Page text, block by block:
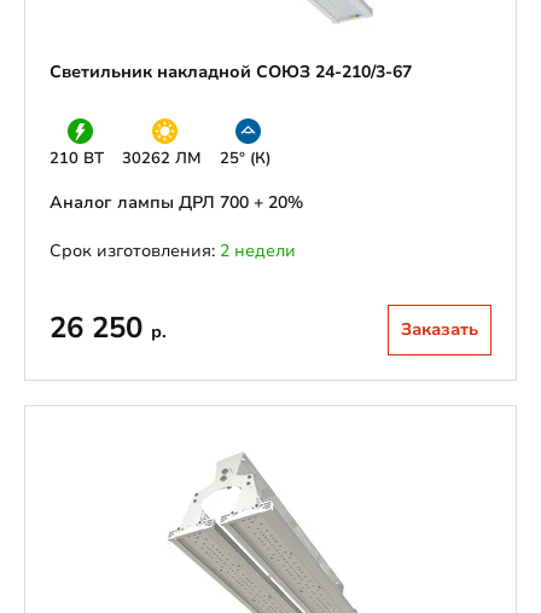
Светильник накладной СОЮЗ 24-210/3-67
210 ВТ 30262 ЛМ 25° (К)
Аналог лампы ДРЛ 700 + 20%
Срок изготовления: 2 недели
26 250 р. Заказать